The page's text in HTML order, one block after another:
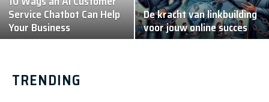
Service Chatbot Can Help
Your Business
De kracht van linkbuilding
voor jouw online succes
TRENDING